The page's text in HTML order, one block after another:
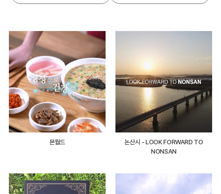
본월드
논산시 - LOOK FORWARD TO
NONSAN